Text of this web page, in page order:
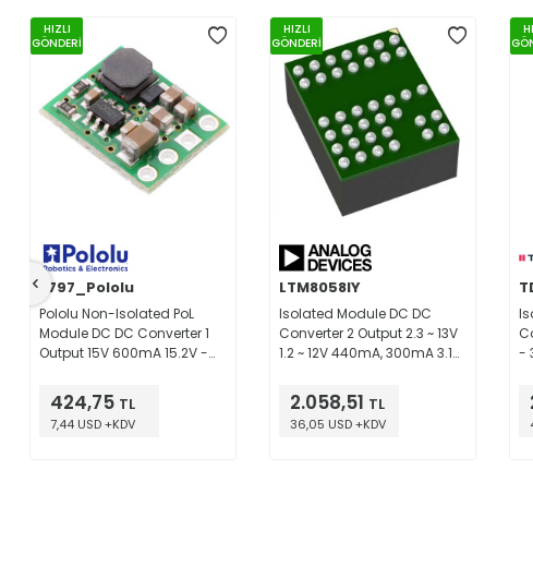
HIZLI
GÖNDERİ
3797_Pololu
Pololu Non-Isolated PoL
Module DC DC Converter 1
Output 15V 600mA 15.2V -
424,75 TL
7,44 USD +KDV
HIZLI
GÖNDERİ
LTM8058IY
Isolated Module DC DC
Converter 2 Output 2.3 ~ 13V
1.2 ~ 12V 440mA, 300mA 3.1V
2.058,51 TL
36,05 USD +KDV
-